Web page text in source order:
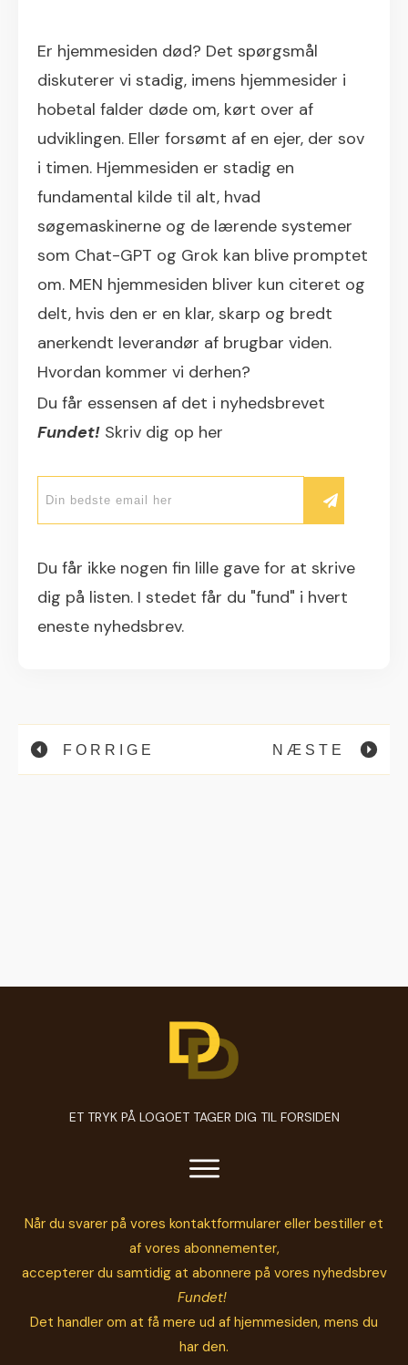
Er hjemmesiden død? Det spørgsmål
diskuterer vi stadig, imens hjemmesider i
hobetal falder døde om, kørt over af
udviklingen. Eller forsømt af en ejer, der sov
i timen. Hjemmesiden er stadig en
fundamental kilde til alt, hvad
søgemaskinerne og de lærende systemer
som Chat-GPT og Grok kan blive promptet
om. MEN hjemmesiden bliver kun citeret og
delt, hvis den er en klar, skarp og bredt
anerkendt leverandør af brugbar viden.
Hvordan kommer vi derhen?
Du får essensen af det i nyhedsbrevet
Fundet! Skriv dig op her
Du får ikke nogen fin lille gave for at skrive
dig på listen. I stedet får du "fund" i hvert
eneste nyhedsbrev.
FORRIGE NÆSTE
ET TRYK PÅ LOGOET TAGER DIG TIL FORSIDEN
Når du svarer på vores kontaktformularer eller bestiller et
af vores abonnementer,
accepterer du samtidig at abonnere på vores nyhedsbrev
Fundet!
Det handler om at få mere ud af hjemmesiden, mens du
har den.